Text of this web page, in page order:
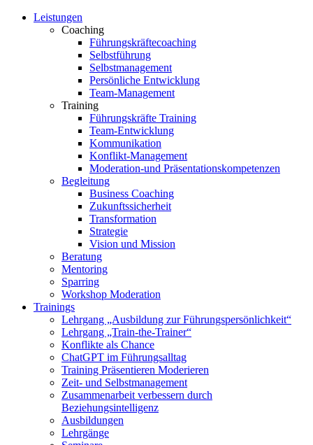
Leistungen
Coaching
Führungskräftecoaching
Selbstführung
Selbstmanagement
Persönliche Entwicklung
Team-Management
Training
Führungskräfte Training
Team-Entwicklung
Kommunikation
Konflikt-Management
Moderation-und Präsentationskompetenzen
Begleitung
Business Coaching
Zukunftssicherheit
Transformation
Strategie
Vision und Mission
Beratung
Mentoring
Sparring
Workshop Moderation
Trainings
Lehrgang „Ausbildung zur Führungspersönlichkeit“
Lehrgang „Train-the-Trainer“
Konflikte als Chance
ChatGPT im Führungsalltag
Training Präsentieren Moderieren
Zeit- und Selbstmanagement
Zusammenarbeit verbessern durch
Beziehungsintelligenz
Ausbildungen
Lehrgänge